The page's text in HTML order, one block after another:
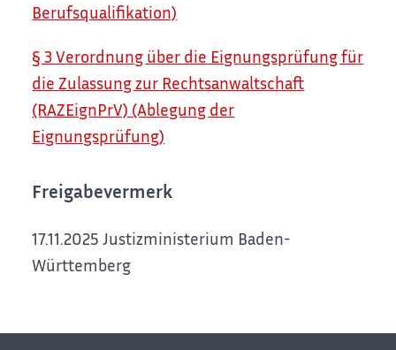
Berufsqualifikation)
§ 3 Verordnung über die Eignungsprüfung für
die Zulassung zur Rechtsanwaltschaft
(RAZEignPrV) (Ablegung der
Eignungsprüfung)
Freigabevermerk
17.11.2025 Justizministerium Baden-
Württemberg